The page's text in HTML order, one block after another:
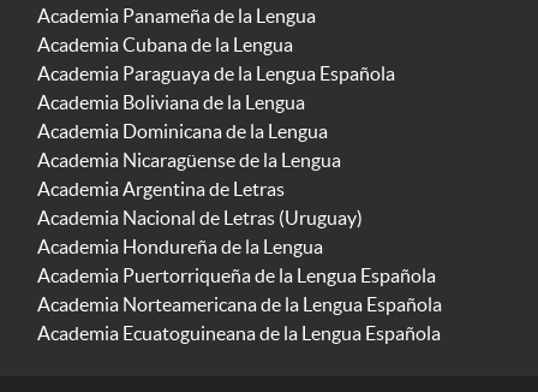
Academia Panameña de la Lengua
Academia Cubana de la Lengua
Academia Paraguaya de la Lengua Española
Academia Boliviana de la Lengua
Academia Dominicana de la Lengua
Academia Nicaragüense de la Lengua
Academia Argentina de Letras
Academia Nacional de Letras (Uruguay)
Academia Hondureña de la Lengua
Academia Puertorriqueña de la Lengua Española
Academia Norteamericana de la Lengua Española
Academia Ecuatoguineana de la Lengua Española